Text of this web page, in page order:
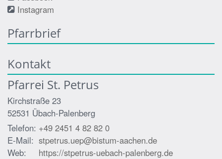
Instagram
Pfarrbrief
Kontakt
Pfarrei St. Petrus
Kirchstraße 23
52531 Übach-Palenberg
Telefon: +49 2451 4 82 82 0
E-Mail: stpetrus.uep@bistum-aachen.de
Web:
https://stpetrus-uebach-palenberg.de